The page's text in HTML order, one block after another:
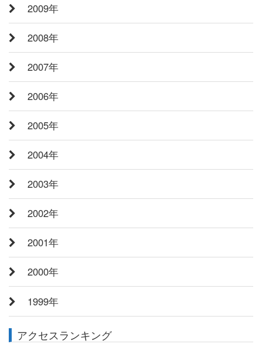
2009年
2008年
2007年
2006年
2005年
2004年
2003年
2002年
2001年
2000年
1999年
アクセスランキング